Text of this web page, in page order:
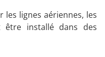
les lignes aériennes, les
être installé dans des